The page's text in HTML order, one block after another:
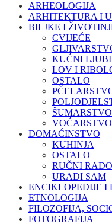
ARHEOLOGIJA
ARHITEKTURA I
BILJKE I
CVIJEĆE
KUĆNI
LOV I
OSTALO
ŠUMARSTVO
DOMAĆINSTVO
KUHINJA
OSTALO
RUČNI
URADI SAM
ENCIKLOPEDIJE I
ETNOLOGIJA
FILOZOFIJA,
FOTOGRAFIJA